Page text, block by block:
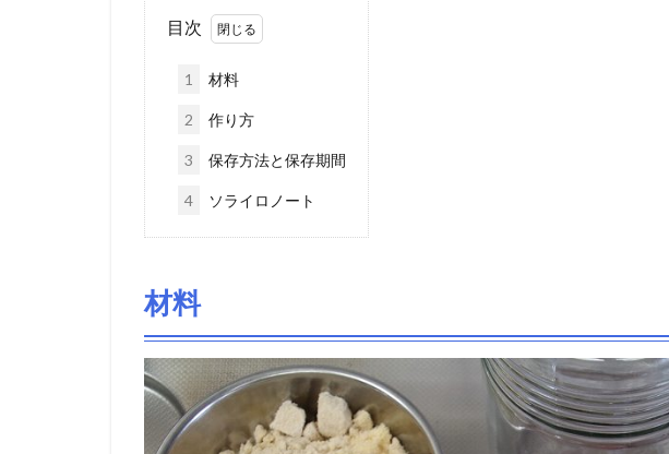
目次
1 材料
2 作り方
3 保存方法と保存期間
4 ソライロノート
材料